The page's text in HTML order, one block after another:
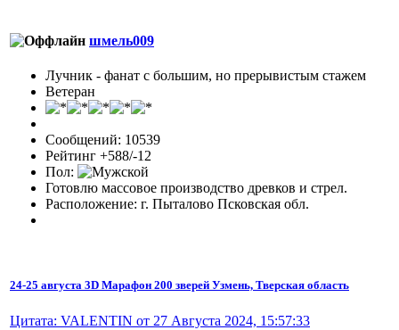
шмель009
Лучник - фанат с большим, но прерывистым стажем
Ветеран
Сообщений: 10539
Рейтинг +588/-12
Пол:
Готовлю массовое производство древков и стрел.
Расположение: г. Пыталово Псковская обл.
24-25 августа 3D Марафон 200 зверей Узмень, Тверская область
Цитата: VALENTIN от 27 Августа 2024, 15:57:33